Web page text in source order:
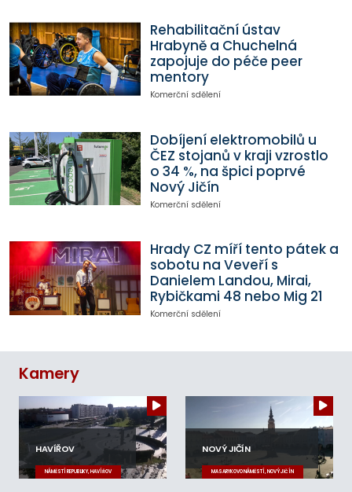
Rehabilitační ústav
Hrabyně a Chuchelná
zapojuje do péče peer
mentory
Komerční sdělení
Dobíjení elektromobilů u
ČEZ stojanů v kraji vzrostlo
o 34 %, na špici poprvé
Nový Jičín
Komerční sdělení
Hrady CZ míří tento pátek a
sobotu na Veveří s
Danielem Landou, Mirai,
Rybičkami 48 nebo Mig 21
Komerční sdělení
Kamery
HAVÍŘOV
NÁMĚSTÍ REPUBLIKY, HAVÍŘOV
NOVÝ JIČÍN
MASARYKOVO NÁMĚSTÍ, NOVÝ JIČÍN